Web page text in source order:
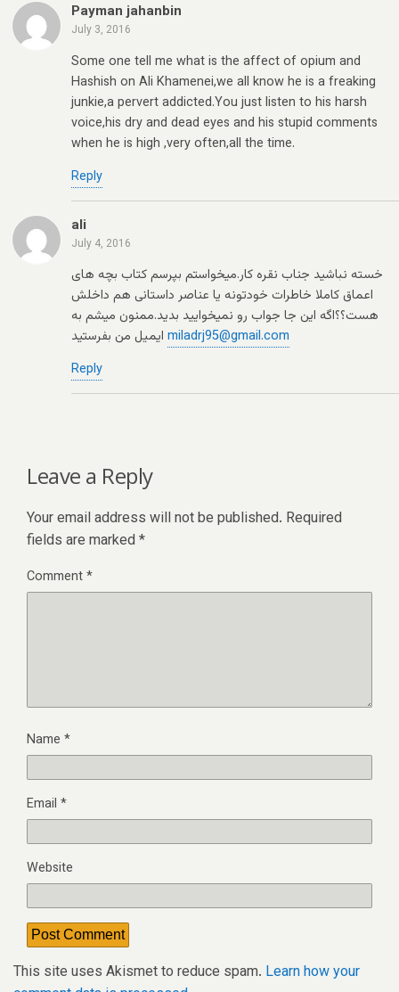
Payman jahanbin
July 3, 2016
Some one tell me what is the affect of opium and
Hashish on Ali Khamenei,we all know he is a freaking
junkie,a pervert addicted.You just listen to his harsh
voice,his dry and dead eyes and his stupid comments
when he is high ,very often,all the time.
Reply
ali
July 4, 2016
خسته نباشید جناب نقره کار.میخواستم بپرسم کتاب بچه های
اعماق کاملا خاطرات خودتونه یا عناصر داستانی هم داخلش
هست؟؟اگه این جا جواب رو نمیخوایید بدید.ممنون میشم به
miladrj95@gmail.com
Reply
Leave a Reply
Your email address will not be published. Required
fields are marked *
Comment*
Name *
Email *
Website
This site uses Akismet to reduce spam. Learn how your